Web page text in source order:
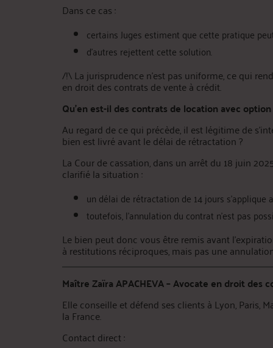
Dans ce cas :
certains Juges estiment que cette pratique
d’autres rejettent cette solution.
/!\ La jurisprudence n’est pas uniforme, ce qui
en droit des contrats de vente à crédit.
Qu’en est-il des contrats de location avec option
Au regard de ce qui précède, il est légitime de
bien est livré avant le délai de rétractation ?
La Cour de cassation, dans un arrêt du 18 juin
clarifié la situation :
un délai de rétractation de 14 jours
toutefois, l’annulation du contrat n’est pas
Le bien peut donc vous être remis avant
à restitutions réciproques, mais pas une
Maître Zaïra APACHEVA – Avocate en droit des
Elle conseille et défend ses clients à Lyon, Paris,
la France.
Contact direct :